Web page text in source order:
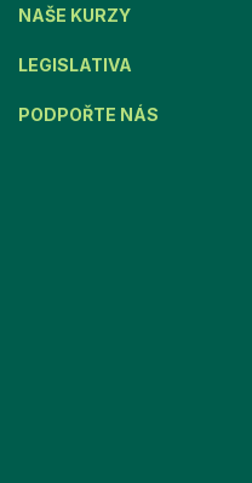
NAŠE KURZY
LEGISLATIVA
PODPOŘTE NÁS